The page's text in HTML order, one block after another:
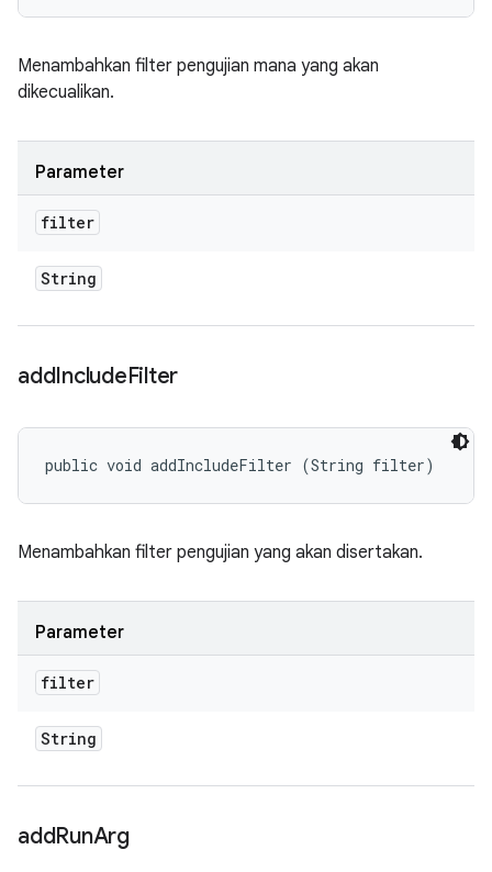
Menambahkan filter pengujian mana yang akan
dikecualikan.
Parameter
filter
String
addIncludeFilter
public void addIncludeFilter (String filter)
Menambahkan filter pengujian yang akan disertakan.
Parameter
filter
String
addRunArg